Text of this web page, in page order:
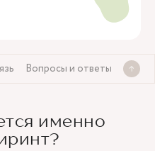
Вопросы и ответы
именно